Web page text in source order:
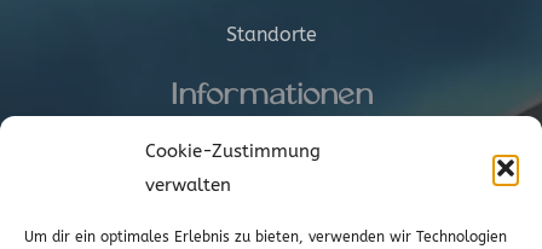
Cookie-Zustimmung
verwalten
Um dir ein optimales Erlebnis zu bieten, verwenden wir Technologien
Standorte
Informationen
Versand
Cookie-Richtlinie (EU)